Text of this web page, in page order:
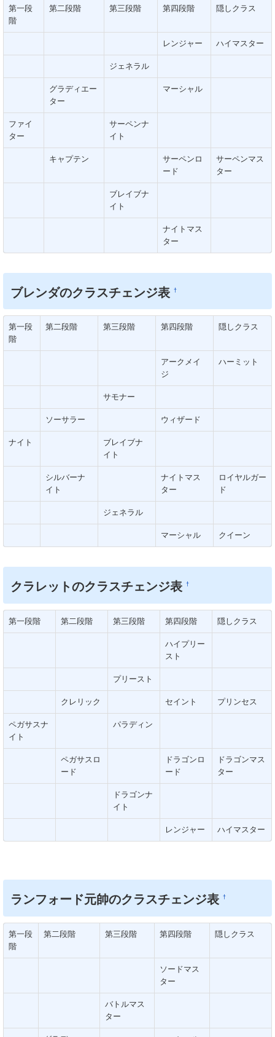
第一段
階
第二段階 第三段階 第四段階 隠しクラス
レンジャー ハイマスター
ジェネラル
グラディエー
ター
マーシャル
ファイ
ター
サーペンナ
イト
キャプテン
サーペンロ
ード
サーペンマス
ター
ブレイブナ
イト
ナイトマス
ター
ブレンダのクラスチェンジ表†
第一段
階
第二段階 第三段階 第四段階 隠しクラス
アークメイ
ジ
ハーミット
サモナー
ソーサラー ウィザード
ナイト
ブレイブナ
イト
シルバーナ
イト
ナイトマス
ター
ロイヤルガー
ド
ジェネラル
マーシャル クイーン
クラレットのクラスチェンジ表†
第一段階 第二段階 第三段階 第四段階 隠しクラス
ハイプリー
スト
プリースト
クレリック セイント プリンセス
ペガサスナ
イト
パラディン
ペガサスロ
ード
ドラゴンロ
ード
ドラゴンマス
ター
ドラゴンナ
イト
レンジャー ハイマスター
ランフォード元帥のクラスチェンジ表†
第一段
階
第二段階 第三段階 第四段階 隠しクラス
ソードマス
ター
バトルマス
ター